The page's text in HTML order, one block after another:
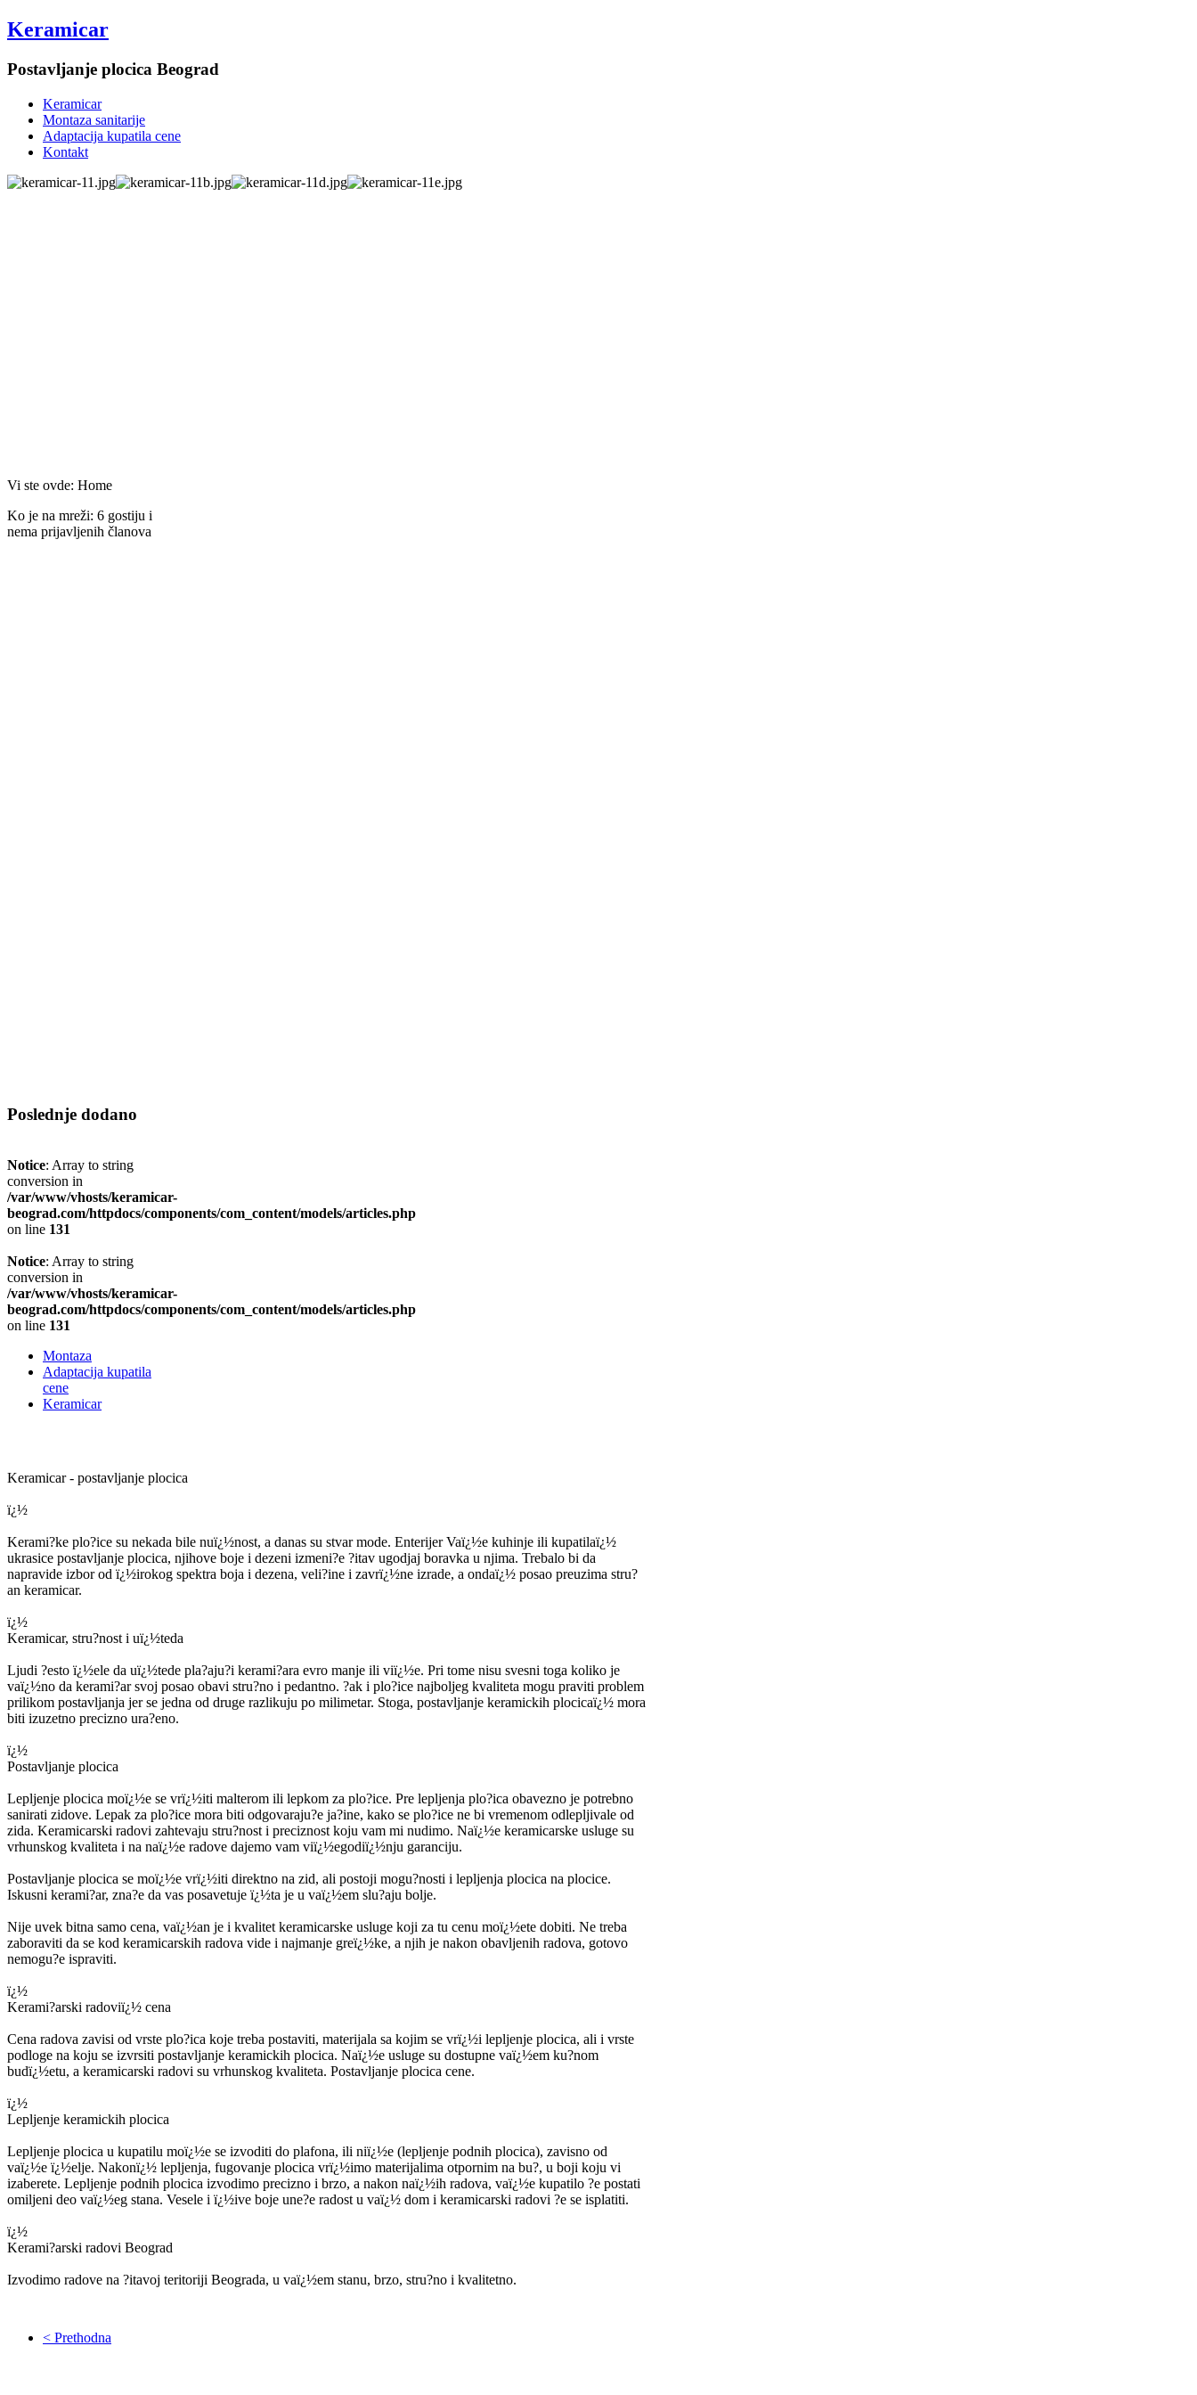
Keramicar
Postavljanje plocica Beograd
Keramicar
Montaza sanitarije
Adaptacija kupatila cene
Kontakt
Vi ste ovde: Home
Ko je na mreži: 6 gostiju i
nema prijavljenih članova
Poslednje dodano
Notice: Array to string
conversion in
/var/www/vhosts/keramicar-
beograd.com/httpdocs/components/com_content/models/articles.php
on line 131
Notice: Array to string
conversion in
/var/www/vhosts/keramicar-
beograd.com/httpdocs/components/com_content/models/articles.php
on line 131
Montaza
Adaptacija kupatila
cene
Keramicar
Keramicar - postavljanje plocica
ï¿½
Kerami?ke plo?ice su nekada bile nuï¿½nost, a danas su stvar mode. Enterijer Vaï¿½e kuhinje ili kupatilaï¿½
ukrasice postavljanje plocica, njihove boje i dezeni izmeni?e ?itav ugodjaj boravka u njima. Trebalo bi da
napravide izbor od ï¿½irokog spektra boja i dezena, veli?ine i zavrï¿½ne izrade, a ondaï¿½ posao preuzima stru?
an keramicar.
ï¿½
Keramicar, stru?nost i uï¿½teda
Ljudi ?esto ï¿½ele da uï¿½tede pla?aju?i kerami?ara evro manje ili viï¿½e. Pri tome nisu svesni toga koliko je
vaï¿½no da kerami?ar svoj posao obavi stru?no i pedantno. ?ak i plo?ice najboljeg kvaliteta mogu praviti problem
prilikom postavljanja jer se jedna od druge razlikuju po milimetar. Stoga, postavljanje keramickih plocicaï¿½ mora
biti izuzetno precizno ura?eno.
ï¿½
Postavljanje plocica
Lepljenje plocica moï¿½e se vrï¿½iti malterom ili lepkom za plo?ice. Pre lepljenja plo?ica obavezno je potrebno
sanirati zidove. Lepak za plo?ice mora biti odgovaraju?e ja?ine, kako se plo?ice ne bi vremenom odlepljivale od
zida. Keramicarski radovi zahtevaju stru?nost i preciznost koju vam mi nudimo. Naï¿½e keramicarske usluge su
vrhunskog kvaliteta i na naï¿½e radove dajemo vam viï¿½egodiï¿½nju garanciju.
Postavljanje plocica se moï¿½e vrï¿½iti direktno na zid, ali postoji mogu?nosti i lepljenja plocica na plocice.
Iskusni kerami?ar, zna?e da vas posavetuje ï¿½ta je u vaï¿½em slu?aju bolje.
Nije uvek bitna samo cena, vaï¿½an je i kvalitet keramicarske usluge koji za tu cenu moï¿½ete dobiti. Ne treba
zaboraviti da se kod keramicarskih radova vide i najmanje greï¿½ke, a njih je nakon obavljenih radova, gotovo
nemogu?e ispraviti.
ï¿½
Kerami?arski radoviï¿½ cena
Cena radova zavisi od vrste plo?ica koje treba postaviti, materijala sa kojim se vrï¿½i lepljenje plocica, ali i vrste
podloge na koju se izvrsiti postavljanje keramickih plocica. Naï¿½e usluge su dostupne vaï¿½em ku?nom
budï¿½etu, a keramicarski radovi su vrhunskog kvaliteta. Postavljanje plocica cene.
ï¿½
Lepljenje keramickih plocica
Lepljenje plocica u kupatilu moï¿½e se izvoditi do plafona, ili niï¿½e (lepljenje podnih plocica), zavisno od
vaï¿½e ï¿½elje. Nakonï¿½ lepljenja, fugovanje plocica vrï¿½imo materijalima otpornim na bu?, u boji koju vi
izaberete. Lepljenje podnih plocica izvodimo precizno i brzo, a nakon naï¿½ih radova, vaï¿½e kupatilo ?e postati
omiljeni deo vaï¿½eg stana. Vesele i ï¿½ive boje une?e radost u vaï¿½ dom i keramicarski radovi ?e se isplatiti.
ï¿½
Kerami?arski radovi Beograd
Izvodimo radove na ?itavoj teritoriji Beograda, u vaï¿½em stanu, brzo, stru?no i kvalitetno.
< Prethodna